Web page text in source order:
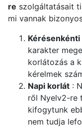
re szolgáltatásait
mi vannak
karakter
korlátozás a
kérelmek
Napi korlát:
ről Nyelv2-re
kifogytunk
nem tudja